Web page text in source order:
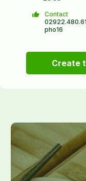
Contact
pho16
Create